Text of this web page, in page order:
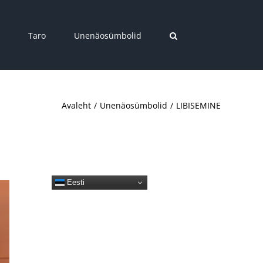
Taro Unenäosümbolid
Avaleht Unenäosümbolid LIBISEMINE
Eesti